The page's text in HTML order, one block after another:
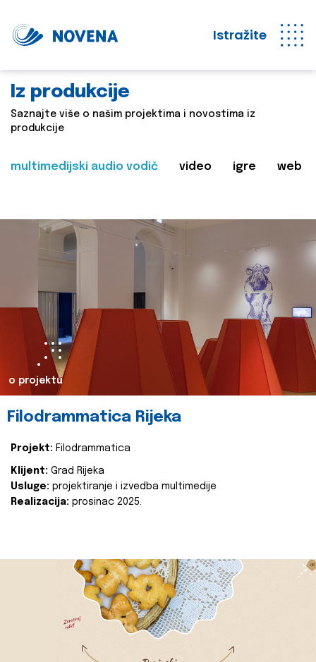
Istražite
Iz produkcije
Saznajte više o našim projektima i novostima iz
produkcije
multimedijski audio vodič video igre web
o projektu
Filodrammatica Rijeka
Projekt: Filodrammatica
Klijent: Grad Rijeka
Usluge: projektiranje i izvedba multimedije
Realizacija: prosinac 2025.